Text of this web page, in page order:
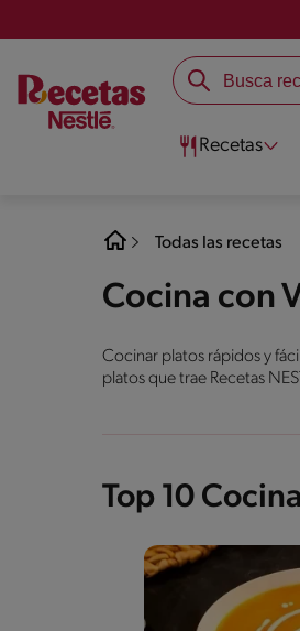
Recetas
Todas las recetas
Cocina con
Cocinar platos rápidos y
platos que trae Recetas
Top 10